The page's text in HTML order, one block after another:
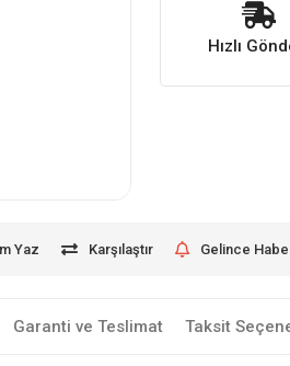
Hızlı
Yaz Karşılaştır Gelince
Garanti ve Teslimat Taksit